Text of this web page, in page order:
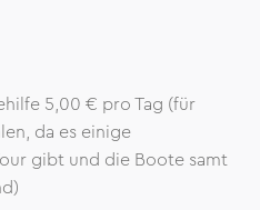
5,00 € pro Tag (für
da es einige
gibt und die Boote samt